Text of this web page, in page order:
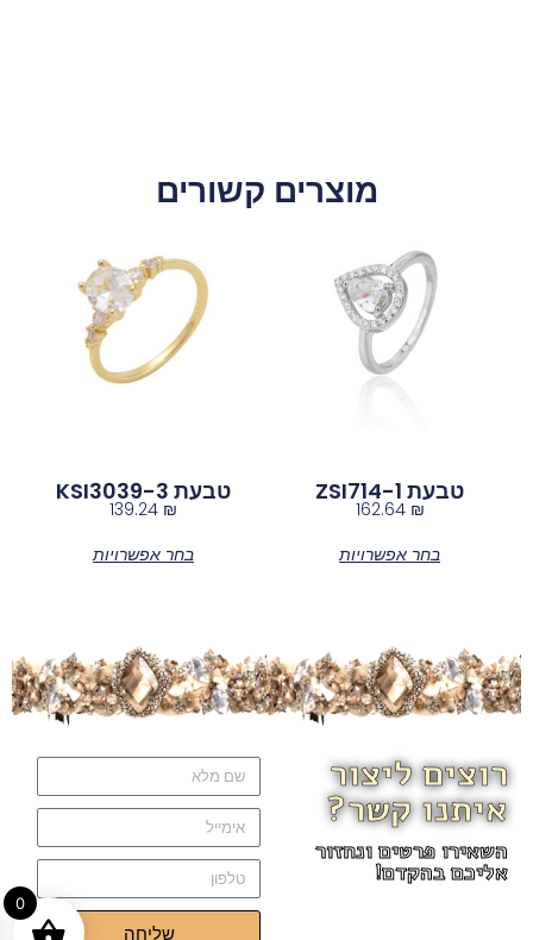
מוצרים קשורים
טבעת ZSI714-1
162.64 ₪
בחר אפשרויות
טבעת KSI3039-3
139.24 ₪
בחר אפשרויות
רוצים ליצור
איתנו קשר?
השאירו פרטים ונחזור
אליכם בהקדם!
שליחה
0